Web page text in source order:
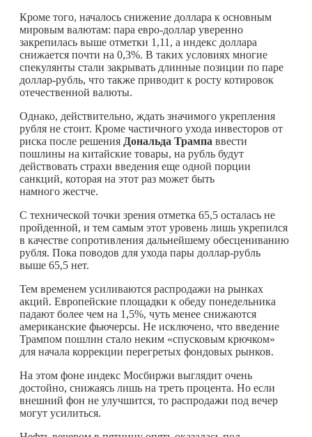
Кроме того, началось снижение доллара к основным
мировым валютам: пара евро-доллар уверенно
закрепилась выше отметки 1,11, а индекс доллара
снижается почти на 0,3%. В таких условиях многие
спекулянты стали закрывать длинные позиции по паре
доллар-рубль, что также приводит к росту котировок
отечественной валюты.
Однако, действительно, ждать значимого укрепления
рубля не стоит. Кроме частичного ухода инвесторов от
риска после решения Дональда Трампа ввести
пошлины на китайские товары, на рубль будут
действовать страхи введения еще одной порции
санкций, которая на этот раз может быть
намного жестче.
С технической точки зрения отметка 65,5 осталась не
пройденной, и тем самым этот уровень лишь укрепился
в качестве сопротивления дальнейшему обесцениванию
рубля. Пока поводов для ухода пары доллар-рубль
выше 65,5 нет.
Тем временем усиливаются распродажи на рынках
акций. Европейские площадки к обеду понедельника
падают более чем на 1,5%, чуть менее снижаются
американские фьючерсы. Не исключено, что введение
Трампом пошлин стало неким «спусковым крючком»
для начала коррекции перегретых фондовых рынков.
На этом фоне индекс Мосбиржи выглядит очень
достойно, снижаясь лишь на треть процента. Но если
внешний фон не улучшится, то распродажи под вечер
могут усилиться.